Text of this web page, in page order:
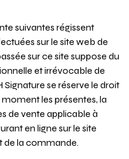
suivantes régissent
sur le site web de
sur ce site suppose du
et irrévocable de
se réserve le droit
les présentes, la
de vente applicable à
en ligne sur le site
la commande.